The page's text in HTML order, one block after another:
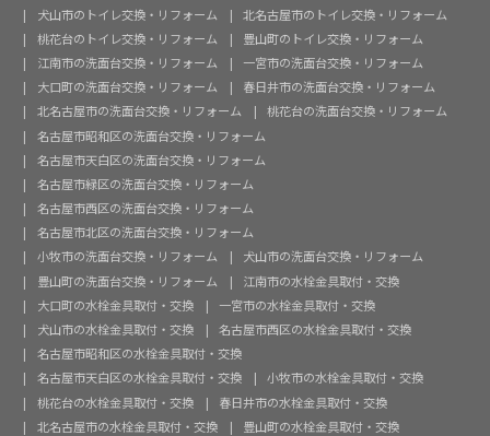
犬山市のトイレ交換・リフォーム
北名古屋市のトイレ交換・リフォーム
桃花台のトイレ交換・リフォーム
豊山町のトイレ交換・リフォーム
江南市の洗面台交換・リフォーム
一宮市の洗面台交換・リフォーム
大口町の洗面台交換・リフォーム
春日井市の洗面台交換・リフォーム
北名古屋市の洗面台交換・リフォーム
桃花台の洗面台交換・リフォーム
名古屋市昭和区の洗面台交換・リフォーム
名古屋市天白区の洗面台交換・リフォーム
名古屋市緑区の洗面台交換・リフォーム
名古屋市西区の洗面台交換・リフォーム
名古屋市北区の洗面台交換・リフォーム
小牧市の洗面台交換・リフォーム
犬山市の洗面台交換・リフォーム
豊山町の洗面台交換・リフォーム
江南市の水栓金具取付・交換
大口町の水栓金具取付・交換
一宮市の水栓金具取付・交換
犬山市の水栓金具取付・交換
名古屋市西区の水栓金具取付・交換
名古屋市昭和区の水栓金具取付・交換
名古屋市天白区の水栓金具取付・交換
小牧市の水栓金具取付・交換
桃花台の水栓金具取付・交換
春日井市の水栓金具取付・交換
北名古屋市の水栓金具取付・交換
豊山町の水栓金具取付・交換